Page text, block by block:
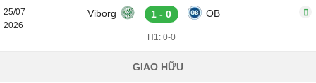
25/07
2026
Viborg 1 - 0 OB
H1: 0-0
GIAO HỮU